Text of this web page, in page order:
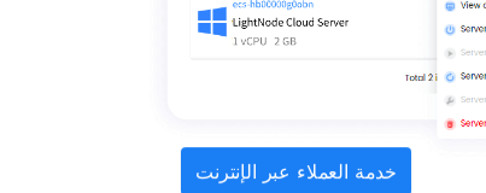
خدمة العملاء عبر الإنترنت